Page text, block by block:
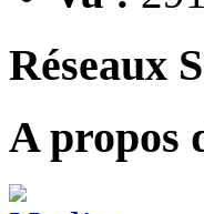
Réseaux
A propos